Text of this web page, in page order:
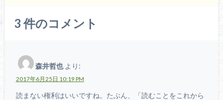
3 件のコメント
森井哲也 より:
2017年6月25日 10:19 PM
読まない権利はいいですね。たぶん、「読むことをこれから